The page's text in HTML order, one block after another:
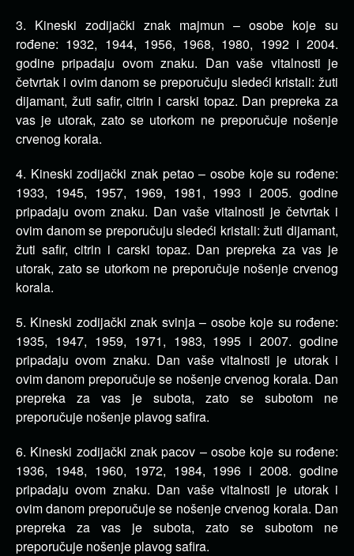
3. Kineski zodijački znak majmun – osobe koje su
rođene: 1932, 1944, 1956, 1968, 1980, 1992 i 2004.
godine pripadaju ovom znaku. Dan vaše vitalnosti je
četvrtak i ovim danom se preporučuju sledeći kristali: žuti
dijamant, žuti safir, citrin i carski topaz. Dan prepreka za
vas je utorak, zato se utorkom ne preporučuje nošenje
crvenog korala.
4. Kineski zodijački znak petao – osobe koje su rođene:
1933, 1945, 1957, 1969, 1981, 1993 i 2005. godine
pripadaju ovom znaku. Dan vaše vitalnosti je četvrtak i
ovim danom se preporučuju sledeći kristali: žuti dijamant,
žuti safir, citrin i carski topaz. Dan prepreka za vas je
utorak, zato se utorkom ne preporučuje nošenje crvenog
korala.
5. Kineski zodijački znak svinja – osobe koje su rođene:
1935, 1947, 1959, 1971, 1983, 1995 i 2007. godine
pripadaju ovom znaku. Dan vaše vitalnosti je utorak i
ovim danom preporučuje se nošenje crvenog korala. Dan
prepreka za vas je subota, zato se subotom ne
preporučuje nošenje plavog safira.
6. Kineski zodijački znak pacov – osobe koje su rođene:
1936, 1948, 1960, 1972, 1984, 1996 i 2008. godine
pripadaju ovom znaku. Dan vaše vitalnosti je utorak i
ovim danom preporučuje se nošenje crvenog korala. Dan
prepreka za vas je subota, zato se subotom ne
preporučuje nošenje plavog safira.